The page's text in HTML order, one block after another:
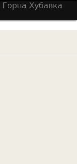
Горна Хубавка